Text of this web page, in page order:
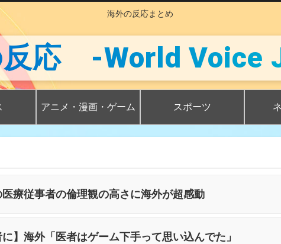
海外の反応まとめ
反応 -World Voice
アニメ・漫画・ゲーム スポーツ
療従事者の倫理観の高さに海外が超感動
】海外「医者はゲーム下手って思い込んでた」